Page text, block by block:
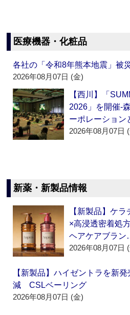
医療機器・化粧品
各社の「令和8年熊本地震」被
2026年08月07日 (金)
【西川】「
2026」を開催‐
ーポレーショ
2026年08月07日
新薬・新製品情報
【新製品】ケ
×高浸透密着処
ヘアケアブラ
2026年08月07日
【新製品】ハイゼントラを新
減 CSLベーリング
2026年08月07日 (金)